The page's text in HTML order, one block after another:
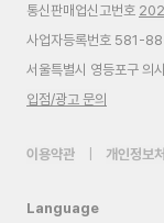
통신판매업신고번호
사업자등록번호 581-
서울특별시 영등포구 의
입점/광고 문의
이용약관 개인정보
Language